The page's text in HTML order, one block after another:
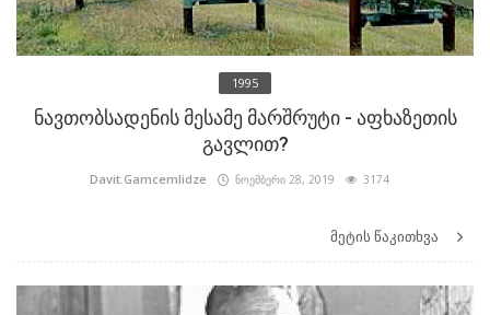
1995
ნავთობსადენის მესამე მარშრუტი - აფხაზეთის
გავლით?
Davit.Gamcemlidze ნოემბერი 28, 2019 3174
მეტის წაკითხვა